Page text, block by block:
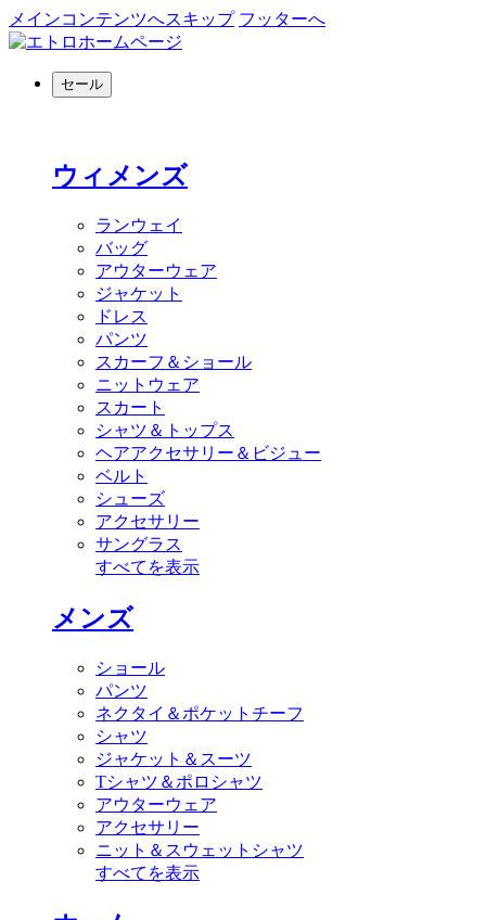
メインコンテンツへスキップ フッターへ
セール
ウィメンズ
ランウェイ
バッグ
アウターウェア
ジャケット
ドレス
パンツ
スカーフ＆ショール
ニットウェア
スカート
シャツ＆トップス
ヘアアクセサリー＆ビジュー
ベルト
シューズ
アクセサリー
サングラス
すべてを表示
メンズ
ショール
パンツ
ネクタイ＆ポケットチーフ
シャツ
ジャケット＆スーツ
Tシャツ＆ポロシャツ
アウターウェア
アクセサリー
ニット＆スウェットシャツ
すべてを表示